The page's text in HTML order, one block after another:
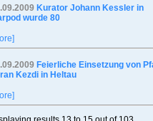
Kurator Johann Kessler in
wurde 80
Feierliche Einsetzung von
Kezdi in Heltau